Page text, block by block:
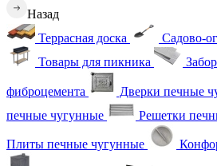
Назад
Террасная доска
Садово-
Товары для пикника
фиброцемента Дверки печные
печные чугунные
Решетки
Плиты печные чугунные